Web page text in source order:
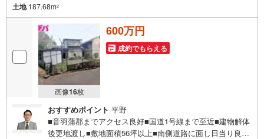
土地187.68m2
画像16枚
600万円
成約でもらえる
おすすめポイント 平野
■音羽蒲郡までアクセス良好■国道1号線まで至近■建物解体
後更地渡し■敷地面積56坪以上■南側道路に面し日当り良好